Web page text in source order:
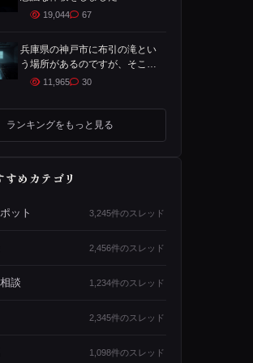
19,044 67
兵庫県の神戸市に布引の滝とい
う場所があるのですが、そこで
心霊体験をした時の話です
11,965 30
ランキングをもっと見る
すめカテゴリ
ット 3,245件のスレッド
2,456件のスレッド
談 1,234件のスレッド
2,345件のスレッド
1,098件のスレッド